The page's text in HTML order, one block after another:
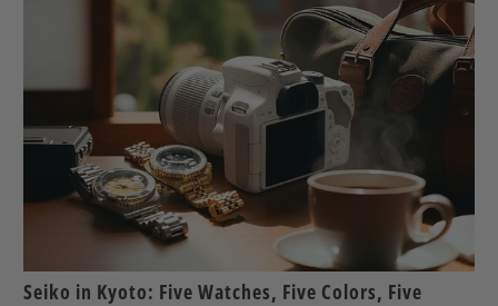
Seiko in Kyoto: Five Watches, Five Colors, Five